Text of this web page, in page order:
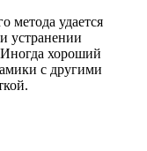
метода удается
устранении
хороший
с другими